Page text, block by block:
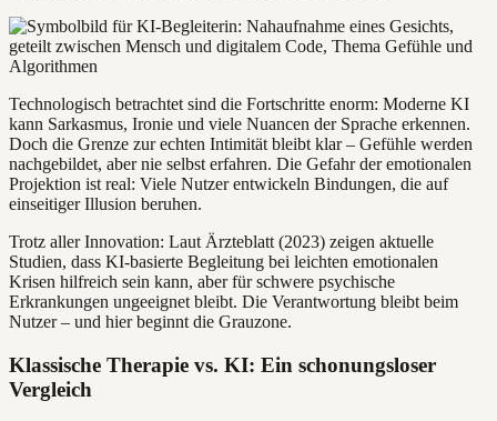
Technologisch betrachtet sind die Fortschritte enorm: Moderne KI
kann Sarkasmus, Ironie und viele Nuancen der Sprache erkennen.
Doch die Grenze zur echten Intimität bleibt klar – Gefühle werden
nachgebildet, aber nie selbst erfahren. Die Gefahr der emotionalen
Projektion ist real: Viele Nutzer entwickeln Bindungen, die auf
einseitiger Illusion beruhen.
Trotz aller Innovation: Laut Ärzteblatt (2023) zeigen aktuelle
Studien, dass KI-basierte Begleitung bei leichten emotionalen
Krisen hilfreich sein kann, aber für schwere psychische
Erkrankungen ungeeignet bleibt. Die Verantwortung bleibt beim
Nutzer – und hier beginnt die Grauzone.
Klassische Therapie vs. KI: Ein schonungsloser
Vergleich